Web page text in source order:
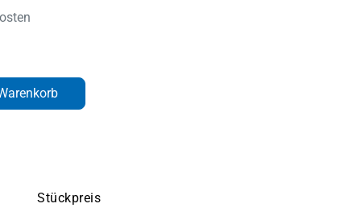
gewünschten Wert ein oder
Stückpreis